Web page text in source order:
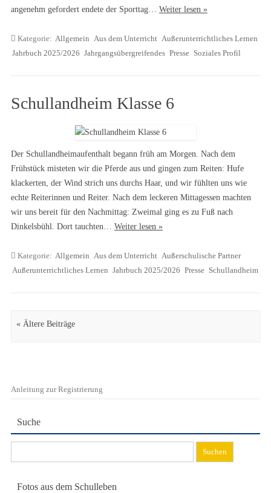
angenehm gefordert endete der Sporttag… Weiter lesen »
Kategorie: Allgemein Aus dem Unterricht Außerunterrichtliches Lernen
Jahrbuch 2025/2026 Jahrgangsübergreifendes Presse Soziales Profil
Schullandheim Klasse 6
Der Schullandheimaufenthalt begann früh am Morgen. Nach dem
Frühstück misteten wir die Pferde aus und gingen zum Reiten: Hufe
klackerten, der Wind strich uns durchs Haar, und wir fühlten uns wie
echte Reiterinnen und Reiter. Nach dem leckeren Mittagessen machten
wir uns bereit für den Nachmittag: Zweimal ging es zu Fuß nach
Dinkelsbühl. Dort tauchten… Weiter lesen »
Kategorie: Allgemein Aus dem Unterricht Außerschulische Partner
Außerunterrichtliches Lernen Jahrbuch 2025/2026 Presse Schullandheim
Artikel Navigation
« Ältere Beiträge
Anleitung zur Registrierung
Suche
nach:
Fotos aus dem Schulleben